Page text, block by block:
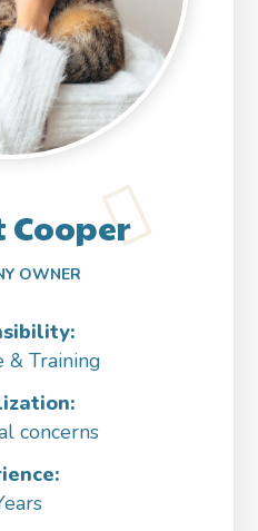
Cooper
OWNER
& Training
concerns